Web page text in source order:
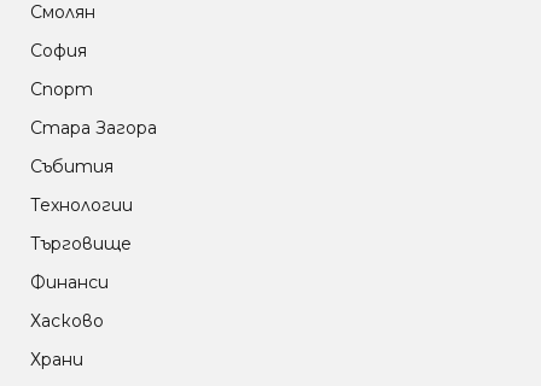
Смолян
София
Спорт
Стара Загора
Събития
Технологии
Търговище
Финанси
Хасково
Храни